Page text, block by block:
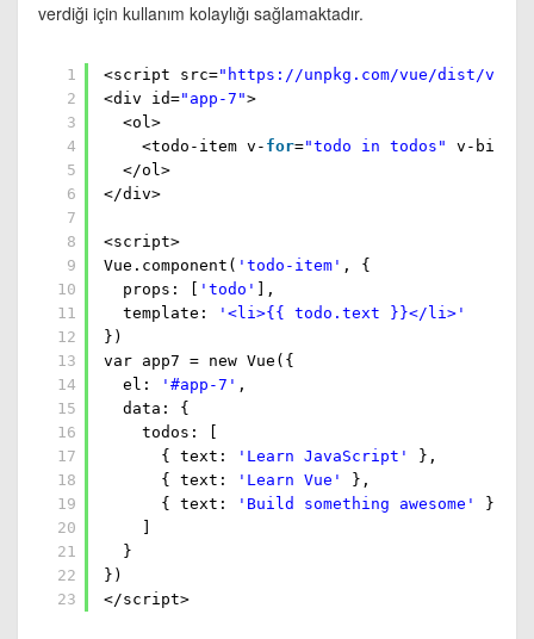
verdiği için kullanım kolaylığı sağlamaktadır.
1
2
3
4
5
6
7
8
9
10
11
12
13
14
15
16
17
18
19
20
21
22
23
<script src=" https://unpkg.com/vue/dist/
<div id="app-7">
<ol>
<todo-item v- for="todo in todos"
v-
</ol>
</div>
<script>
Vue.component( 'todo-item' , {
props: [
'todo'
],
template:
'<li>{{ todo.text }}</li>'
})
var app7 = new Vue({
el:
'#app-7' ,
data: {
todos: [
{ text:
'Learn JavaScript'
},
{ text:
'Learn Vue'
},
{ text:
'Build something awesome'
}
}
})
</script>